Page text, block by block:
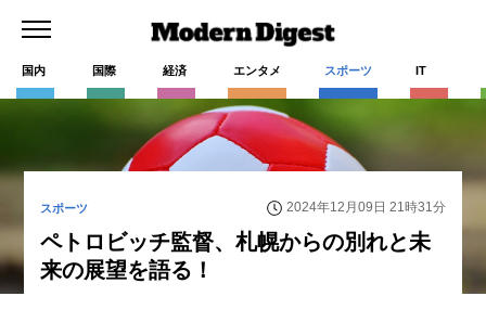
国内 国際 経済 エンタメ スポーツ IT
スポーツ 2024年12月09日 21時31分
ペトロビッチ監督、札幌からの別れと未
来の展望を語る！